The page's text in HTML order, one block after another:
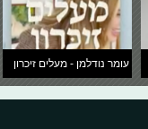
עומר נודלמן - מעלים זיכרון